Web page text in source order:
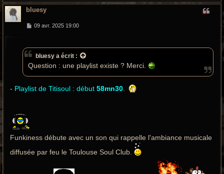
a
bluesy
M
g
e
09 avr. 2025 19:00
bluesy a écrit :
Question : une playlist existe ? Merci.
- Playlist de Titisoul : début 58mn30
Funkiness débute avec un son qui rappelle l'ambiance musicale
diffusée par feu le Toulouse Soul Club.